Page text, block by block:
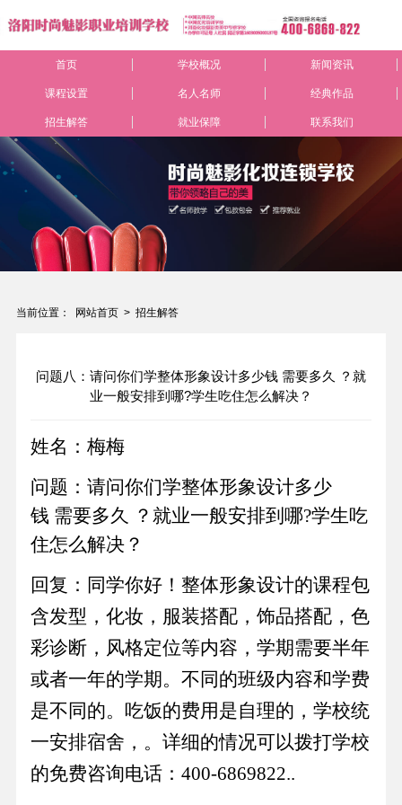
首页 学校概况 新闻资讯
课程设置 名人名师 经典作品
招生解答 就业保障 联系我们
当前位置： 网站首页 > 招生解答
问题八：请问你们学整体形象设计多少钱 需要多久 ？就
业一般安排到哪?学生吃住怎么解决？
姓名：梅梅
问题：请问你们学整体形象设计多少
钱 需要多久 ？就业一般安排到哪?学生吃
住怎么解决？
回复：同学你好！整体形象设计的课程包
含发型，化妆，服装搭配，饰品搭配，色
彩诊断，风格定位等内容，学期需要半年
或者一年的学期。不同的班级内容和学费
是不同的。吃饭的费用是自理的，学校统
一安排宿舍，。详细的情况可以拨打学校
的免费咨询电话：400-6869822..